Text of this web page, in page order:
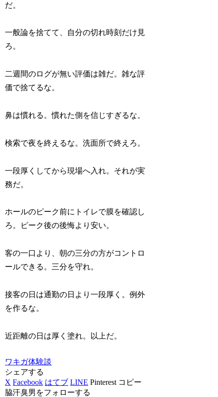
だ。
一般論を捨てて、自分の切れ時刻だけ見
ろ。
二週間のログが無い評価は雑だ。雑な評
価で捨てるな。
鼻は慣れる。慣れた側を信じすぎるな。
検索で夜を終えるな。洗面所で終えろ。
一段厚くしてから現場へ入れ。それが実
務だ。
ホールのピーク前にトイレで膜を確認し
ろ。ピーク後の後悔より安い。
客の一口より、朝の三分の方がコントロ
ールできる。三分を守れ。
接客の日は通勤の日より一段厚く。例外
を作るな。
近距離の日は厚く塗れ。以上だ。
ワキガ体験談
シェアする
X Facebook はてブ LINE Pinterest コピー
脇汗臭男をフォローする